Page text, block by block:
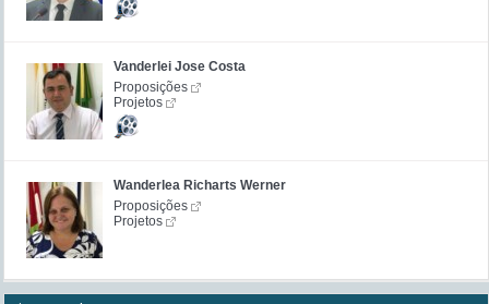
Vanderlei Jose Costa
Proposições
Projetos
Wanderlea Richarts Werner
Proposições
Projetos